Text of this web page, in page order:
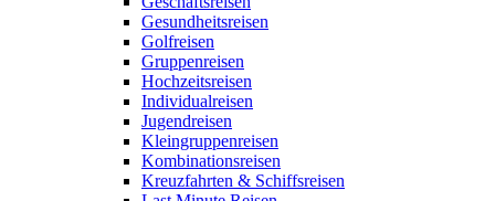
Gesundheitsreisen
Golfreisen
Gruppenreisen
Hochzeitsreisen
Individualreisen
Jugendreisen
Kleingruppenreisen
Kombinationsreisen
Kreuzfahrten & Schiffsreisen